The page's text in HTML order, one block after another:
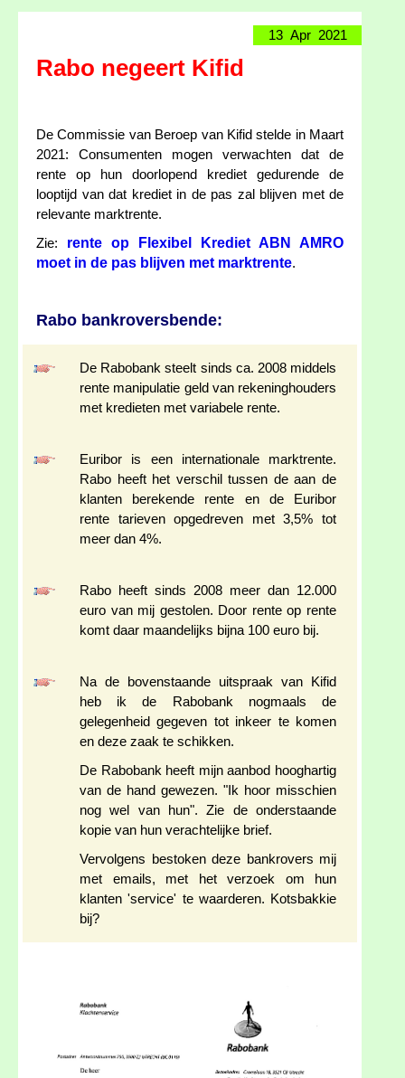
13 Apr 2021
Rabo negeert Kifid
De Commissie van Beroep van Kifid stelde in Maart
2021: Consumenten mogen verwachten dat de
rente op hun doorlopend krediet gedurende de
looptijd van dat krediet in de pas zal blijven met de
relevante marktrente.
Zie: rente op Flexibel Krediet ABN AMRO
moet in de pas blijven met marktrente.
Rabo bankroversbende:
De Rabobank steelt sinds ca. 2008 middels
rente manipulatie geld van rekeninghouders
met kredieten met variabele rente.
Euribor is een internationale marktrente.
Rabo heeft het verschil tussen de aan de
klanten berekende rente en de Euribor
rente tarieven opgedreven met 3,5% tot
meer dan 4%.
Rabo heeft sinds 2008 meer dan 12.000
euro van mij gestolen. Door rente op rente
komt daar maandelijks bijna 100 euro bij.
Na de bovenstaande uitspraak van Kifid
heb ik de Rabobank nogmaals de
gelegenheid gegeven tot inkeer te komen
en deze zaak te schikken.
De Rabobank heeft mijn aanbod hooghartig
van de hand gewezen. "Ik hoor misschien
nog wel van hun". Zie de onderstaande
kopie van hun verachtelijke brief.
Vervolgens bestoken deze bankrovers mij
met emails, met het verzoek om hun
klanten 'service' te waarderen. Kotsbakkie
bij?